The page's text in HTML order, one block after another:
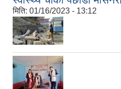
मिति: 01/16/2023 - 13:12